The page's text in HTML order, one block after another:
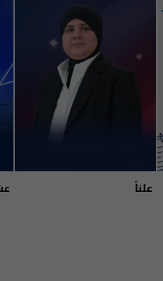
علناً